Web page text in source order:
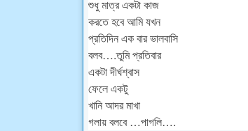
শুধু মাত্র একটা কাজ
করতে হবে আমি যখন
প্রতিদিন এক বার ভালবাসি
বলব….তুমি প্রতিবার
একটা দীর্ঘশ্বাস
ফেলে একটু
খানি আদর মাখা
গলায় বলবে …পাগলি….